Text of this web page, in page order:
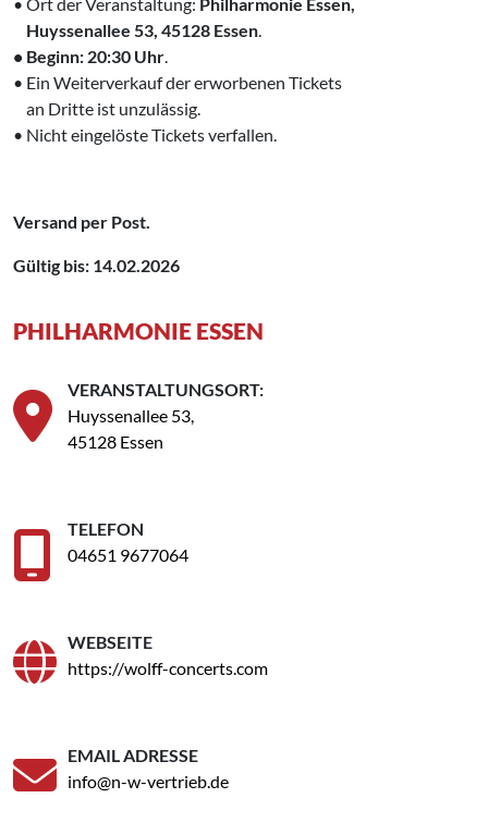
‌ Huyssenallee 53, 45128 Essen
• Beginn: 20:30 Uhr
• Ein Weiterverkauf der erworbenen Tickets
‌ an Dritte ist unzulässig.
• Nicht eingelöste Tickets verfallen.
Versand per Post.
Gültig bis: 14.02.2026
PHILHARMONIE ESSEN
VERANSTALTUNGSORT:
Huyssenallee 53,
45128 Essen
TELEFON
04651 9677064
WEBSEITE
https://wolff-concerts.com
EMAIL ADRESSE
info@n-w-vertrieb.de